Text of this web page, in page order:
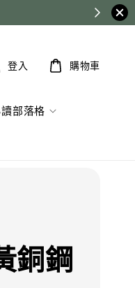
部落格
登入 購物車
銅鋼